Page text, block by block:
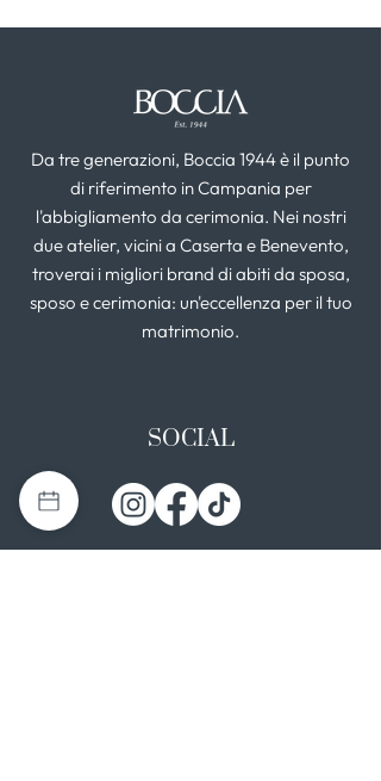
Da tre generazioni, Boccia 1944 è il punto
di riferimento in Campania per
l'abbigliamento da cerimonia. Nei nostri
due atelier, vicini a Caserta e Benevento,
troverai i migliori brand di abiti da sposa,
sposo e cerimonia: un'eccellenza per il tuo
matrimonio.
SOCIAL